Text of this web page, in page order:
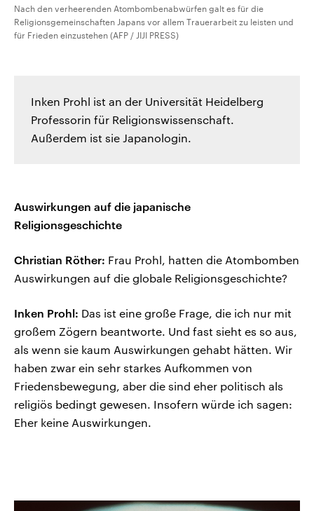
Nach den verheerenden Atombombenabwürfen galt es für die
Religionsgemeinschaften Japans vor allem Trauerarbeit zu leisten und
für Frieden einzustehen (AFP / JIJI PRESS)
Inken Prohl ist an der Universität Heidelberg
Professorin für Religionswissenschaft.
Außerdem ist sie Japanologin.
Auswirkungen auf die japanische
Religionsgeschichte
Christian Röther: Frau Prohl, hatten die Atombomben
Auswirkungen auf die globale Religionsgeschichte?
Inken Prohl: Das ist eine große Frage, die ich nur mit
großem Zögern beantworte. Und fast sieht es so aus,
als wenn sie kaum Auswirkungen gehabt hätten. Wir
haben zwar ein sehr starkes Aufkommen von
Friedensbewegung, aber die sind eher politisch als
religiös bedingt gewesen. Insofern würde ich sagen:
Eher keine Auswirkungen.